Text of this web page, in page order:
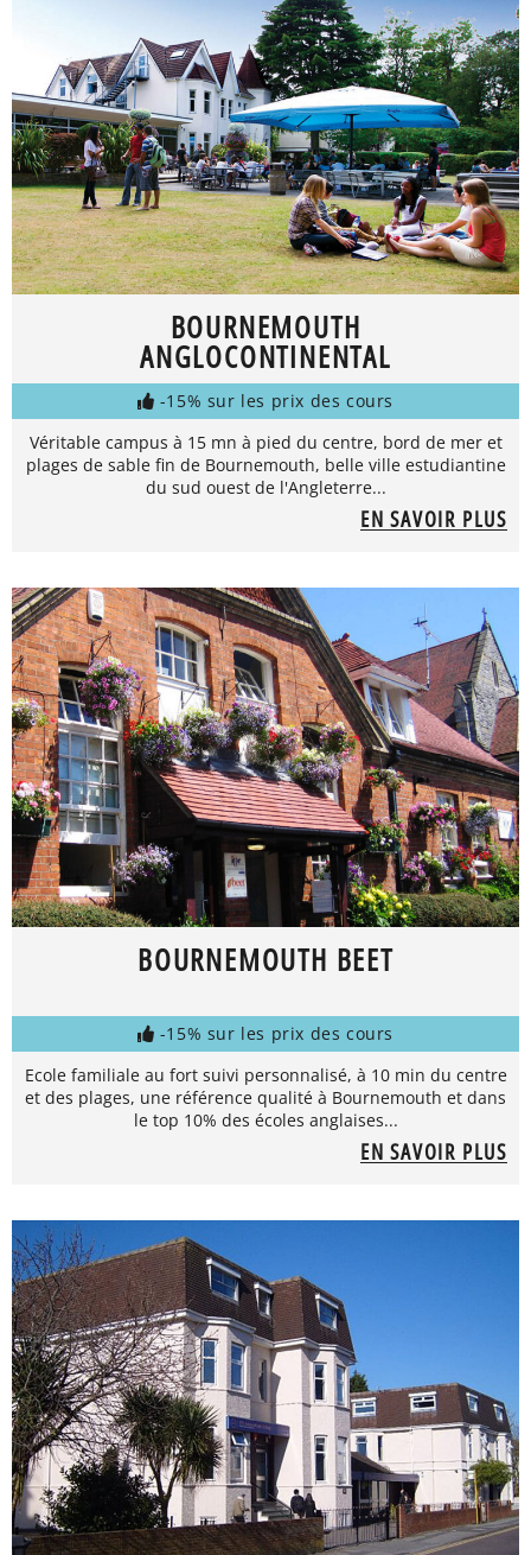
BOURNEMOUTH
ANGLOCONTINENTAL
-15% sur les prix des cours
Véritable campus à 15 mn à pied du centre, bord de mer et
plages de sable fin de Bournemouth, belle ville estudiantine
du sud ouest de l'Angleterre...
EN SAVOIR PLUS
BOURNEMOUTH BEET
-15% sur les prix des cours
Ecole familiale au fort suivi personnalisé, à 10 min du centre
et des plages, une référence qualité à Bournemouth et dans
le top 10% des écoles anglaises...
EN SAVOIR PLUS